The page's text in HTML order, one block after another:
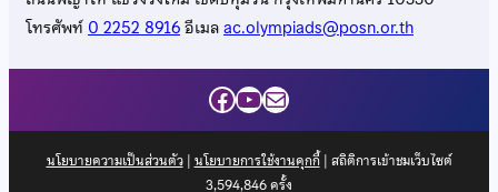
โทรศัพท์0 2252 8916อีเมลac.olympiads@posn.or.th
Facebook
YouTube
Mail
นโยบายความเป็นส่วนตัว| นโยบายการใช้งานคุกกี้| สถิติการเข้าชมเว็บไซต์
3,594,846ครั้ง